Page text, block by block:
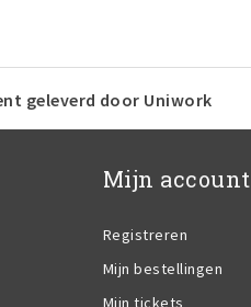
geleverd door Uniwork
Mijn account
Registreren
Mijn bestellingen
Mijn tickets